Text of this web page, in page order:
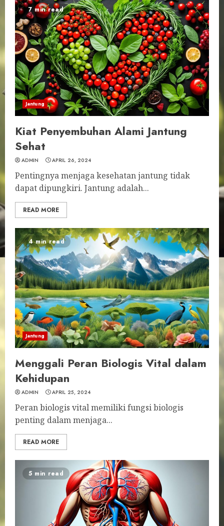
7 min read
Jantung
Kiat Penyembuhan Alami Jantung
Sehat
ADMIN APRIL 26, 2024
Pentingnya menjaga kesehatan jantung tidak
dapat dipungkiri. Jantung adalah...
READ MORE
4 min read
Jantung
Menggali Peran Biologis Vital dalam
Kehidupan
ADMIN APRIL 25, 2024
Peran biologis vital memiliki fungsi biologis
penting dalam menjaga...
READ MORE
5 min read